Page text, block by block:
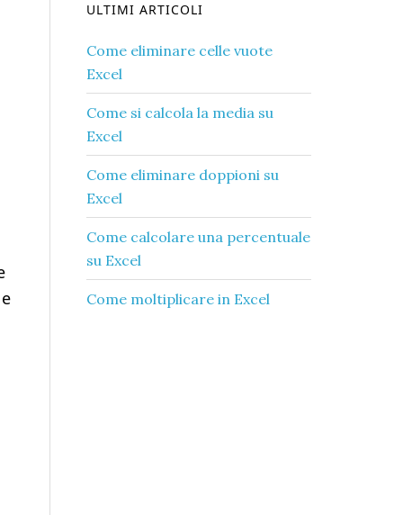
ULTIMI ARTICOLI
Come eliminare celle vuote
Excel​
Come si calcola la media su
Excel​
Come eliminare doppioni su
Excel​
Come calcolare una percentuale
su Excel​
Come moltiplicare in Excel​